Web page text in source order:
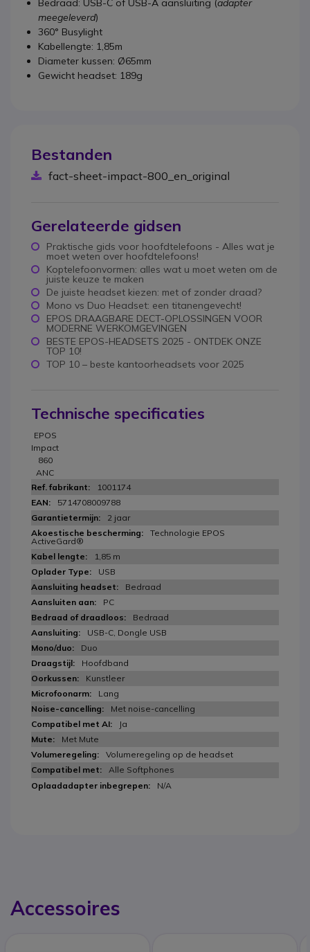
meegeleverd)
360° Busylight
Kabellengte: 1,85m
Diameter kussen: Ø65mm
Gewicht headset: 189g
Bestanden
fact-sheet-impact-800_en_original
Gerelateerde gidsen
Praktische gids voor hoofdtelefoons - Alles wat je
moet weten over hoofdtelefoons!
Koptelefoonvormen: alles wat u moet weten om de
juiste keuze te maken
De juiste headset kiezen: met of zonder draad?
Mono vs Duo Headset: een titanengevecht!
EPOS DRAAGBARE DECT-OPLOSSINGEN VOOR
MODERNE WERKOMGEVINGEN
BESTE EPOS-HEADSETS 2025 - ONTDEK ONZE
TOP 10!
TOP 10 – beste kantoorheadsets voor 2025
Technische specificaties
EPOS
Impact
860
ANC
1001174
5714708009788
2 jaar
Technologie EPOS
ActiveGard®
1,85 m
USB
Bedraad
PC
Bedraad
USB-C, Dongle USB
Duo
Hoofdband
Kunstleer
Lang
Met noise-cancelling
Ja
Met Mute
Volumeregeling op de headset
Alle Softphones
N/A
Accessoires